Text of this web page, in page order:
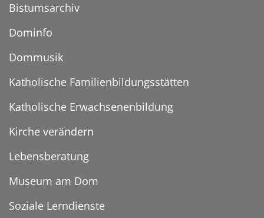
Bistumsarchiv
Dominfo
Dommusik
Katholische Familienbildungsstätten
Katholische Erwachsenenbildung
Kirche verändern
Lebensberatung
Museum am Dom
Soziale Lerndienste